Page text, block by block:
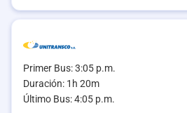
Primer Bus: 3:05 p.m.
Duración: 1h 20m
Último Bus: 4:05 p.m.